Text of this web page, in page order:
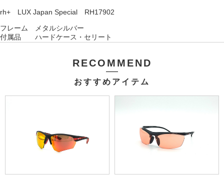
rh+ LUX Japan Special RH17902
フレーム メタルシルバー
付属品 ハードケース・セリート
RECOMMEND
おすすめアイテム